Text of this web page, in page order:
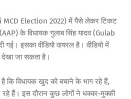
MCD Election 2022) में पैसे लेकर टिकट
के विधायक गुलाब सिंह यादव (Gulab
इसका वीडियो वायरल है। वीडियो में
जा सकता है।
है कि विधायक खुद को बचाने के भाग रहे हैं,
हैं। इस दौरान कुछ लोगों ने धक्का-मुक्की